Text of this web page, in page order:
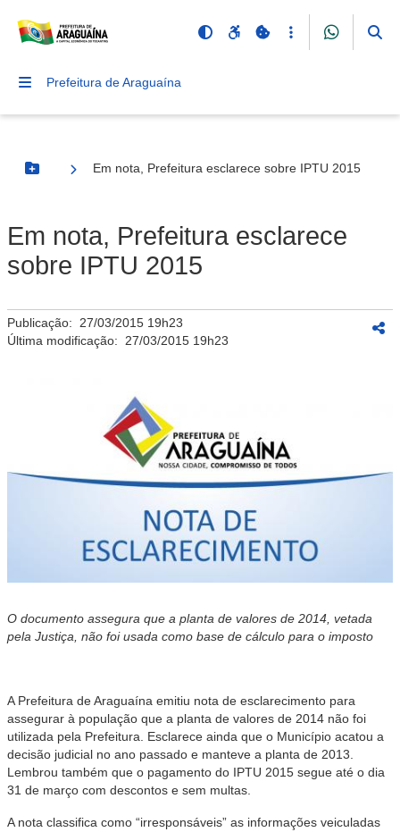
Prefeitura de Araguaína
Botão Menu
Em nota, Prefeitura esclarece sobre IPTU 2015
Em nota, Prefeitura esclarece
sobre IPTU 2015
Publicação: 27/03/2015 19h23
Última modificação: 27/03/2015 19h23
O documento assegura que a planta de valores de 2014, vetada
pela Justiça, não foi usada como base de cálculo para o imposto
A Prefeitura de Araguaína emitiu nota de esclarecimento para
assegurar à população que a planta de valores de 2014 não foi
utilizada pela Prefeitura. Esclarece ainda que o Município acatou a
decisão judicial no ano passado e manteve a planta de 2013.
Lembrou também que o pagamento do IPTU 2015 segue até o dia
31 de março com descontos e sem multas.
A nota classifica como “irresponsáveis” as informações veiculadas